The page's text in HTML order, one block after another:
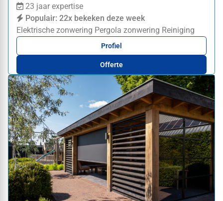
23 jaar expertise
Populair: 22x bekeken deze week
Elektrische zonwering Pergola zonwering Reiniging
Profiel
Offerte